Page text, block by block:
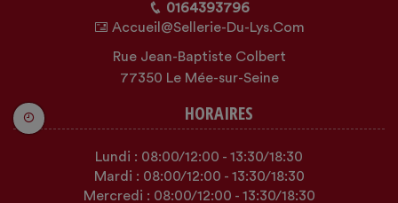
0164393796
Accueil@sellerie-Du-Lys.com
Rue Jean-Baptiste Colbert
77350 Le Mée-sur-Seine
HORAIRES
Lundi : 08:00/12:00 - 13:30/18:30
Mardi : 08:00/12:00 - 13:30/18:30
Mercredi : 08:00/12:00 - 13:30/18:30